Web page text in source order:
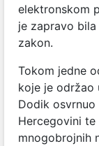
elektronskom
je zapravo
zakon.
Tokom jedne
koje je održao
Dodik osvrnuo
Hercegovini
mnogobrojnih